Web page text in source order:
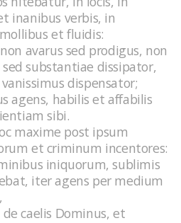
inanibus verbis, in
et fluidis:
avarus sed prodigus, non
substantiae dissipator,
dispensator;
agens, habilis et affabilis
sibi.
maxime post ipsum
et criminum incentores:
iniquorum, sublimis
iter agens per medium
caelis Dominus, et